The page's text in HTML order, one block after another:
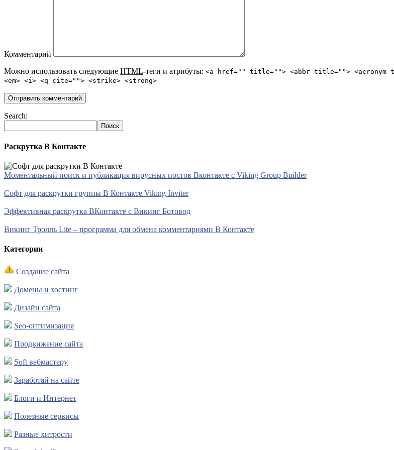
Комментарий
Можно использовать следующие HTML-теги и атрибуты: <a href="" title=""> <abbr title=""> <acronym
<em> <i> <q cite=""> <strike> <strong>
Search:
Раскрутка В Контакте
Моментальный поиск и публикация вирусных постов Вконтакте с Viking Group Builder
Софт для раскрутки группы В Контакте Viking Inviter
Эффективная раскрутка ВКонтакте с Викинг Ботовод
Викинг Тролль Lite – программа для обмена комментариями В Контакте
Категории
Создание сайта
Домены и хостинг
Дизайн сайта
Seo-оптимизация
Продвижение сайта
Soft вебмастеру
Заработай на сайте
Блоги и Интернет
Полезные сервисы
Разные хитрости